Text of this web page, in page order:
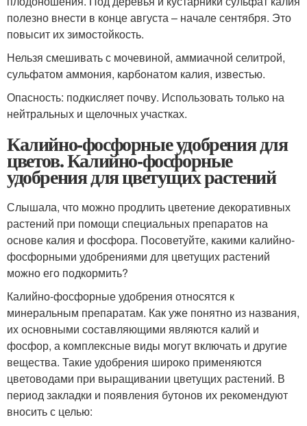
полезно внести в конце августа – начале сентября. Это
повысит их зимостойкость.
Нельзя смешивать с мочевиной, аммиачной селитрой,
сульфатом аммония, карбонатом калия, известью.
Опасность: подкисляет почву. Использовать только на
нейтральных и щелочных участках.
Калийно-фосфорные удобрения для
цветов. Калийно-фосфорные
удобрения для цветущих растений
Слышала, что можно продлить цветение декоративных
растений при помощи специальных препаратов на
основе калия и фосфора. Посоветуйте, какими калийно-
фосфорными удобрениями для цветущих растений
можно его подкормить?
Калийно-фосфорные удобрения относятся к
минеральным препаратам. Как уже понятно из названия,
их основными составляющими являются калий и
фосфор, а комплексные виды могут включать и другие
вещества. Такие удобрения широко применяются
цветоводами при выращивании цветущих растений. В
период закладки и появления бутонов их рекомендуют
вносить с целью: